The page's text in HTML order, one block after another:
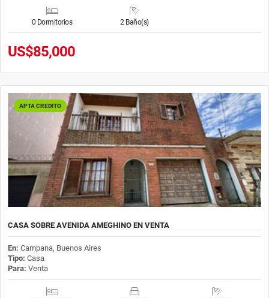
0 Dormitorios 2 Baño(s)
US$85,000
APTA CREDITO
CASA SOBRE AVENIDA AMEGHINO EN VENTA
En: Campana, Buenos Aires
Tipo: Casa
Para: Venta